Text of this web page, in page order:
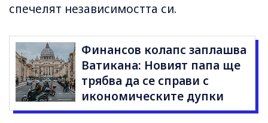
спечелят независимостта си.
Финансов колапс заплашва
Ватикана: Новият папа ще
трябва да се справи с
икономическите дупки